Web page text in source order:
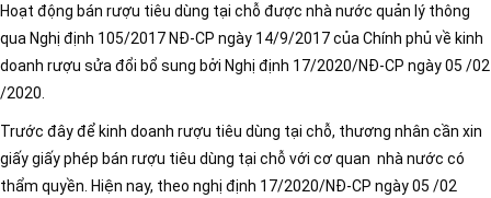
Hoạt động bán rượu tiêu dùng tại chỗ được nhà nước quản lý thông
qua Nghị định 105/2017 NĐ-CP ngày 14/9/2017 của Chính phủ về kinh
doanh rượu sửa đổi bổ sung bởi Nghị định 17/2020/NĐ-CP ngày 05 /02
/2020.
Trước đây để kinh doanh rượu tiêu dùng tại chỗ, thương nhân cần xin
giấy giấy phép bán rượu tiêu dùng tại chỗ với cơ quan nhà nước có
thẩm quyền. Hiện nay, theo nghị định 17/2020/NĐ-CP ngày 05 /02